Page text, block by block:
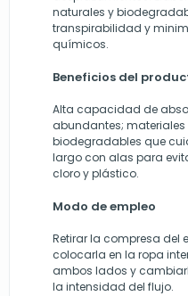
naturales y
transpirabilidad y
químicos.
Beneficios del
Alta capacidad de
abundantes;
biodegradables que
largo con alas para
cloro y plástico.
Modo de empleo
Retirar la compresa del
colocarla en la ropa
ambos lados y
la intensidad del flujo.